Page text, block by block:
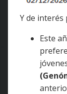
Y de interés
Este